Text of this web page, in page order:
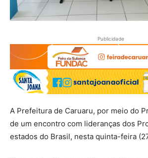
Publicidade
A Prefeitura de Caruaru, por meio do
de um encontro com lideranças dos
estados do Brasil, nesta quinta-feira